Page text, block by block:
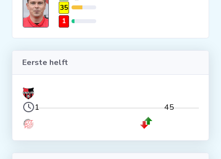
Wedstrijden
Overige links
35
1
Eerste helft
1 45